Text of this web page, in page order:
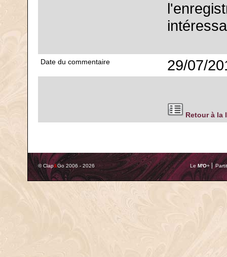
Date du commentaire 29/07/
Retour à la
© Clap&Go 2006 - 2026 Le M'O+ ⎢